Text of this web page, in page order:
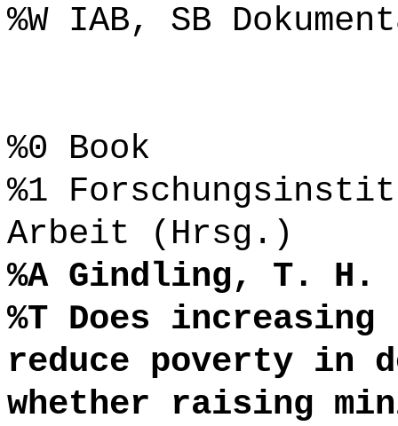
%W IAB, SB
%0 Book
%1
Arbeit (Hrsg.)
%A Gindling, T. H.
%T Does increasing
reduce poverty in
whether raising